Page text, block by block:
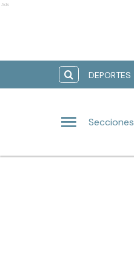
Ads
DEPORTES
Secciones